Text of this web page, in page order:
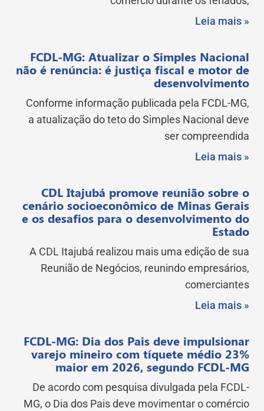
Leia mais »
FCDL-MG: Atualizar o Simples Nacional
não é renúncia: é justiça fiscal e motor de
desenvolvimento
Conforme informação publicada pela FCDL-MG,
a atualização do teto do Simples Nacional deve
ser compreendida
Leia mais »
CDL Itajubá promove reunião sobre o
cenário socioeconômico de Minas Gerais
e os desafios para o desenvolvimento do
Estado
A CDL Itajubá realizou mais uma edição de sua
Reunião de Negócios, reunindo empresários,
comerciantes
Leia mais »
FCDL-MG: Dia dos Pais deve impulsionar
varejo mineiro com tíquete médio 23%
maior em 2026, segundo FCDL-MG
De acordo com pesquisa divulgada pela FCDL-
MG, o Dia dos Pais deve movimentar o comércio